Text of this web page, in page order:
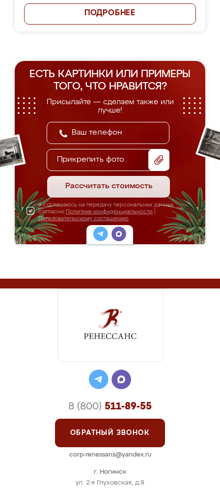
ПОДРОБНЕЕ
ЕСТЬ КАРТИНКИ ИЛИ ПРИМЕРЫ
ТОГО, ЧТО НРАВИТСЯ?
Присылайте — сделаем также или
лучше!
Прикрепить фото
Рассчитать стоимость
Я соглашаюсь на передачу персональных данных
согласно Политике конфиденциальности
Пользовательскому соглашению
г. Ногинск
ул. 2-я Глуховская, д.8
8 (800) 511-89-55
ОБРАТНЫЙ ЗВОНОК
corp-renessans@yandex.ru